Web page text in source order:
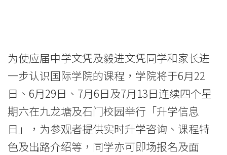
为使应届中学文凭及毅进文凭同学和家长进
一步认识国际学院的课程，学院将于6月22
日、6月29日、7月6日及7月13日连续四个星
期六在九龙塘及石门校园举行「升学信息
日」，为参观者提供实时升学咨询、课程特
色及出路介绍等，同学亦可即场报名及面